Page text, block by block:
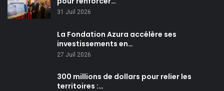
31 Juil 2026
La Fondation Azura accélère ses
investissements en…
27 Juil 2026
300 millions de dollars pour relier les
territoires :…